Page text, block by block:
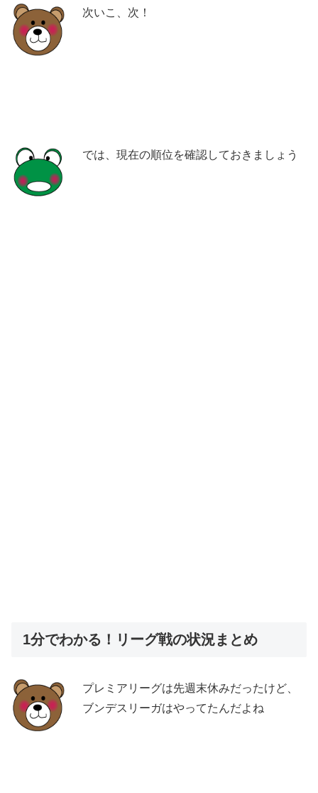
次いこ、次！
では、現在の順位を確認しておきましょう
1分でわかる！リーグ戦の状況まとめ
プレミアリーグは先週末休みだったけど、
ブンデスリーガはやってたんだよね